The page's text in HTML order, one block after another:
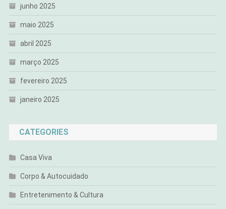
junho 2025
maio 2025
abril 2025
março 2025
fevereiro 2025
janeiro 2025
CATEGORIES
Casa Viva
Corpo & Autocuidado
Entretenimento & Cultura